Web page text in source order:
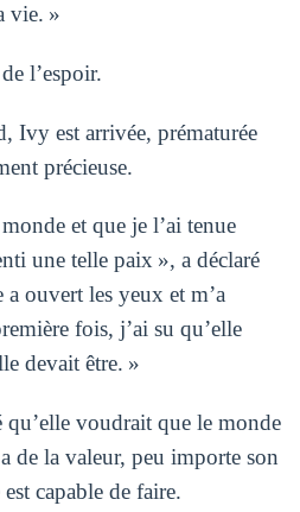
vie. »
l’espoir.
Ivy est arrivée, prématurée
précieuse.
et que je l’ai tenue
une telle paix », a déclaré
ouvert les yeux et m’a
fois, j’ai su qu’elle
devait être. »
voudrait que le monde
de la valeur, peu importe son
capable de faire.